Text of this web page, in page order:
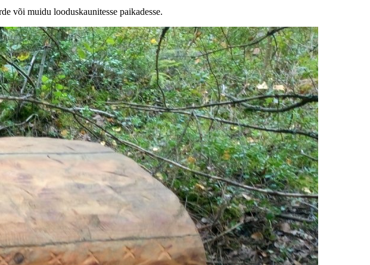
või muidu looduskaunitesse paikadesse.